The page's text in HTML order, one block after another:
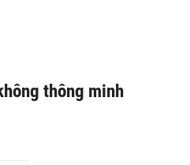
thông minh